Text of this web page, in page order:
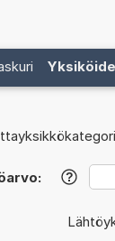
?